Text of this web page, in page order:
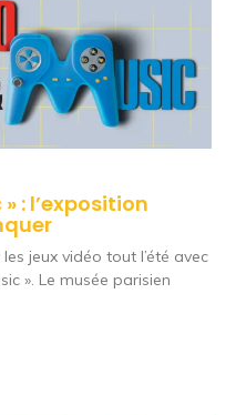
: l’exposition
jeux vidéo tout l’été avec
». Le musée parisien